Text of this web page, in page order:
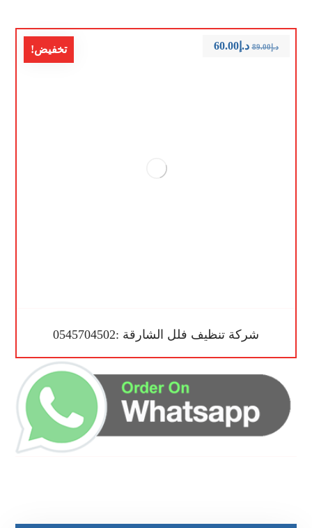
تخفيض!
شركة تنظيف فلل الشارقة :0545704502
د.إ89.00 د.إ60.00